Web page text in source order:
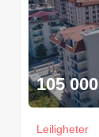
105 000
Leiligheter